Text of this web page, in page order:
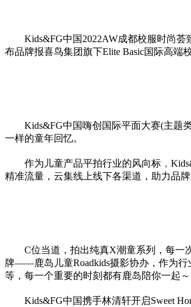
Kids&FG中国2022AW成都校服时尚
布品牌报喜鸟集团旗下Elite Basic国际高端
Kids&FG中国嗨创国际平面大赛(主题
一样的童年回忆。
作为儿童产品平拍行业的风向标 ，
精准流量，云集线上线下各渠道，助力品
C位当道，拍出纯真X潮童系列，每一
牌——鹿岛儿童Roadkids摄影协办，作为行
等，每一个重要的时刻都有鹿岛陪你一起～
Kids&FG中国携手林清轩开启Sweet